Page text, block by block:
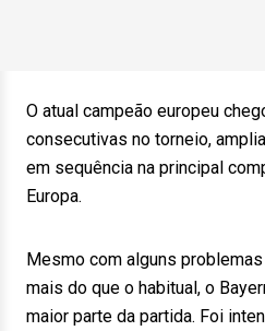
O atual campeão europeu
consecutivas no torneio,
em sequência na principal
Europa.
Mesmo com alguns
mais do que o habitual, o
maior parte da partida. Foi